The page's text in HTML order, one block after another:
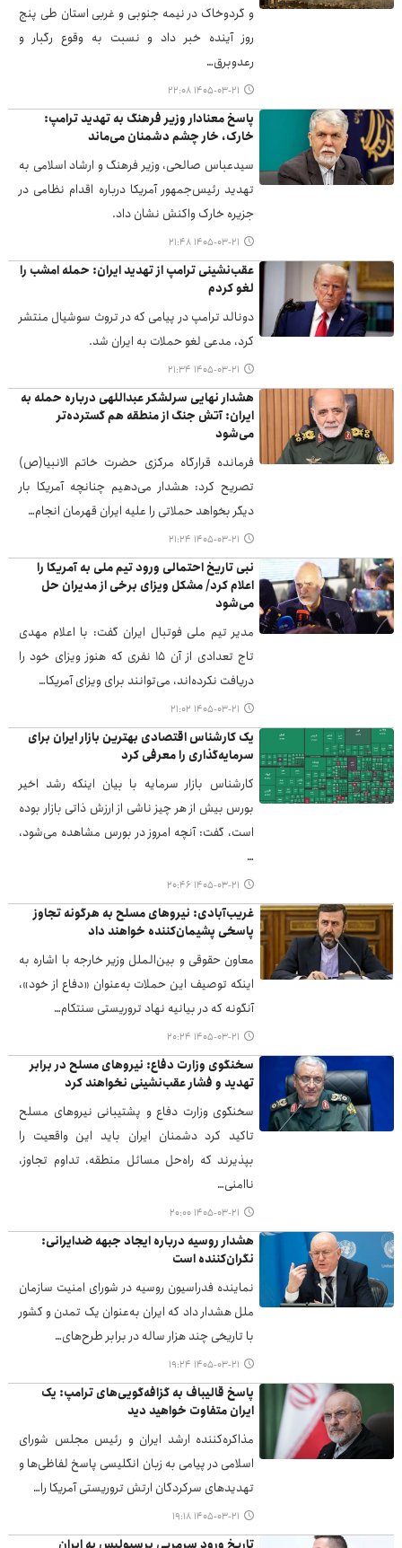
و گردوخاک در نیمه جنوبی و غربی استان طی پنج
روز آینده خبر داد و نسبت به وقوع رگبار و
رعدوبرق…
۱۴۰۵-۰۳-۲۱ ۲۲:۰۸
پاسخ معنادار وزیر فرهنگ به تهدید ترامپ:
خارک، خار چشم دشمنان می‌ماند
سیدعباس صالحی، وزیر فرهنگ و ارشاد اسلامی به
تهدید رئیس‌جمهور آمریکا درباره اقدام نظامی در
جزیره خارک واکنش نشان داد.
۱۴۰۵-۰۳-۲۱ ۲۱:۴۸
عقب‌نشینی ترامپ از تهدید ایران: حمله امشب را
لغو کردم
دونالد ترامپ در پیامی که در تروث سوشیال منتشر
کرد، مدعی لغو حملات به ایران شد.
۱۴۰۵-۰۳-۲۱ ۲۱:۳۴
هشدار نهایی سرلشکر عبداللهی درباره حمله به
ایران: آتش جنگ از منطقه هم گسترده‌تر
می‌شود
فرمانده قرارگاه مرکزی حضرت خاتم الانبیا(ص)
تصریح کرد: هشدار می‌دهیم چنانچه آمریکا بار
دیگر بخواهد حملاتی را علیه ایران قهرمان انجام…
۱۴۰۵-۰۳-۲۱ ۲۱:۲۴
نبی تاریخ احتمالی ورود تیم ملی به آمریکا را
اعلام کرد/ مشکل ویزای برخی از مدیران حل
می‌شود
مدیر تیم ملی فوتبال ایران گفت: با اعلام مهدی
تاج تعدادی از آن ۱۵ نفری که هنوز ویزای خود را
دریافت نکرده‌اند، می‌توانند برای ویزای آمریکا…
۱۴۰۵-۰۳-۲۱ ۲۱:۰۲
یک کارشناس اقتصادی بهترین بازار ایران برای
سرمایه‌گذاری را معرفی کرد
کارشناس بازار سرمایه با بیان اینکه رشد اخیر
بورس بیش از هر چیز ناشی از ارزش ذاتی بازار بوده
است، گفت: آنچه امروز در بورس مشاهده می‌شود،
…
۱۴۰۵-۰۳-۲۱ ۲۰:۴۶
غریب‌آبادی: نیروهای مسلح به هرگونه تجاوز
پاسخی پشیمان‌کننده خواهند داد
معاون حقوقی و بین‌الملل وزیر خارجه با اشاره به
اینکه توصیف این حملات به‌عنوان «دفاع از خود»،
آنگونه که در بیانیه نهاد تروریستی سنتکام…
۱۴۰۵-۰۳-۲۱ ۲۰:۲۴
سخنگوی وزارت دفاع: نیروهای مسلح در برابر
تهدید و فشار عقب‌نشینی نخواهند کرد
سخنگوی وزارت دفاع و پشتیبانی نیروهای مسلح
تاکید کرد دشمنان ایران باید این واقعیت را
بپذیرند که راه‌حل مسائل منطقه، تداوم تجاوز،
ناامنی…
۱۴۰۵-۰۳-۲۱ ۲۰:۰۰
هشدار روسیه درباره ایجاد جبهه ضدایرانی:
نگران‌کننده است
نماینده فدراسیون روسیه در شورای امنیت سازمان
ملل هشدار داد که ایران به‌عنوان یک تمدن و کشور
با تاریخی چند هزار ساله در برابر طرح‌های…
۱۴۰۵-۰۳-۲۱ ۱۹:۲۴
پاسخ قالیباف به گزافه‌گویی‌های ترامپ: یک
ایران متفاوت خواهید دید
مذاکره‌کننده ارشد ایران و رئیس مجلس شورای
اسلامی در پیامی به زبان انگلیسی پاسخ لفاظی‌ها و
تهدیدهای سرکردگان ارتش تروریستی آمریکا را…
۱۴۰۵-۰۳-۲۱ ۱۹:۱۸